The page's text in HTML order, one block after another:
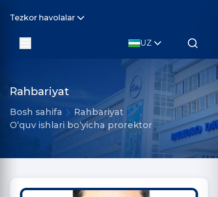
Tezkor havolalar
UZ
Rahbariyat
Bosh sahifa
Rahbariyat
O‘quv ishlari bo‘yicha prorektor